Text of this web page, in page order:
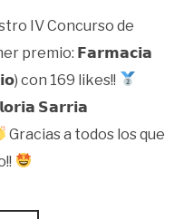
IV Concurso de
premio: 𝗙𝗮𝗿𝗺𝗮𝗰𝗶𝗮
con 169 likes!!
𝗦𝗮𝗿𝗿𝗶𝗮
Gracias a todos los que